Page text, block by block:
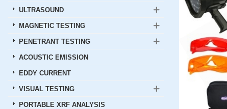
ULTRASOUND
MAGNETIC TESTING
PENETRANT TESTING
ACOUSTIC EMISSION
EDDY CURRENT
VISUAL TESTING
PORTABLE XRF ANALYSIS